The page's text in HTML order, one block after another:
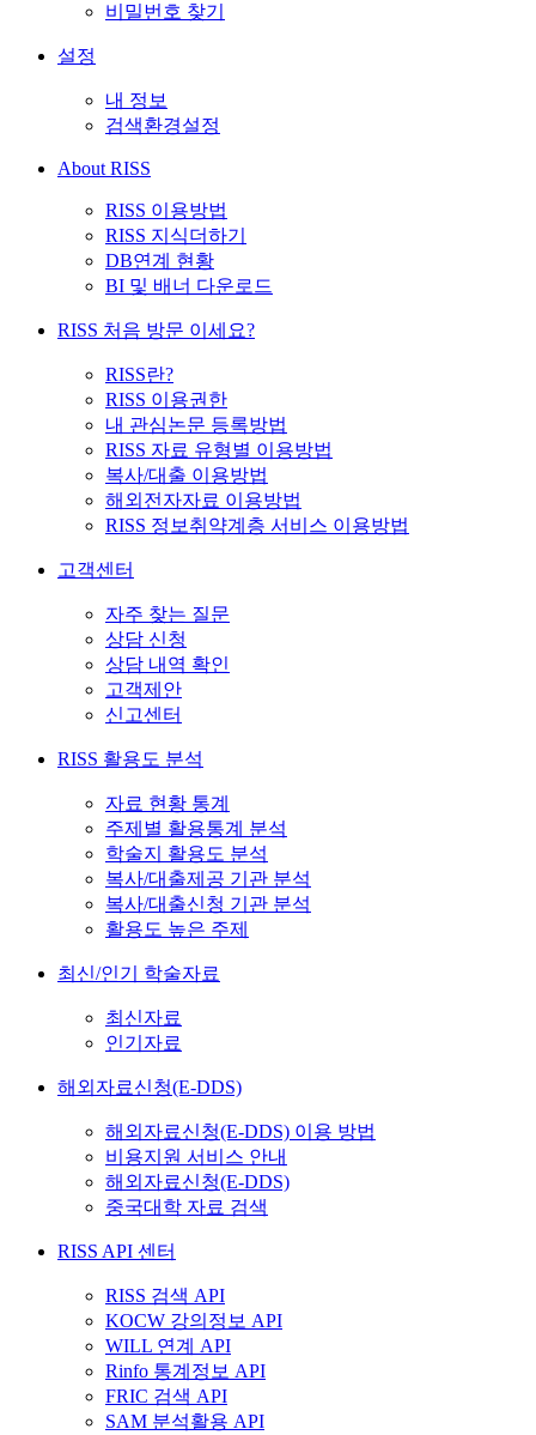
비밀번호 찾기
설정
내 정보
검색환경설정
About RISS
RISS 이용방법
RISS 지식더하기
DB연계 현황
BI 및 배너 다운로드
RISS 처음 방문 이세요?
RISS란?
RISS 이용권한
내 관심논문 등록방법
RISS 자료 유형별 이용방법
복사/대출 이용방법
해외전자자료 이용방법
RISS 정보취약계층 서비스 이용방법
고객센터
자주 찾는 질문
상담 신청
상담 내역 확인
고객제안
신고센터
RISS 활용도 분석
자료 현황 통계
주제별 활용통계 분석
학술지 활용도 분석
복사/대출제공 기관 분석
복사/대출신청 기관 분석
활용도 높은 주제
최신/인기 학술자료
최신자료
인기자료
해외자료신청(E-DDS)
해외자료신청(E-DDS) 이용 방법
비용지원 서비스 안내
해외자료신청(E-DDS)
중국대학 자료 검색
RISS API 센터
RISS 검색 API
KOCW 강의정보 API
WILL 연계 API
Rinfo 통계정보 API
FRIC 검색 API
SAM 분석활용 API